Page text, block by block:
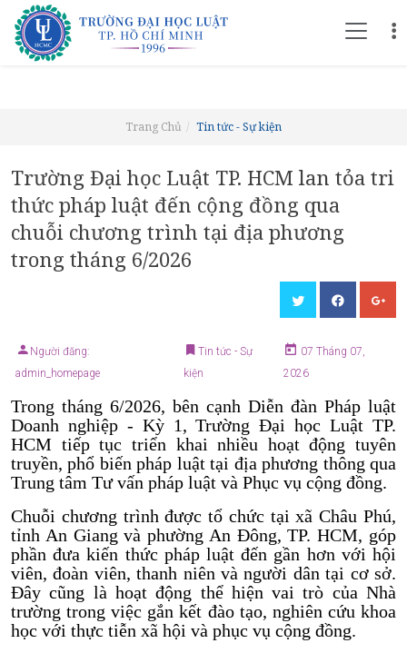
Trang Chủ Tin tức - Sự kiện
Trường Đại học Luật TP. HCM lan tỏa tri
thức pháp luật đến cộng đồng qua
chuỗi chương trình tại địa phương
trong tháng 6/2026
Người đăng:
admin_homepage
Tin tức - Sự
kiện
07 Tháng 07,
2026
Trong tháng 6/2026, bên cạnh Diễn đàn Pháp luật
Doanh nghiệp - Kỳ 1, Trường Đại học Luật TP.
HCM tiếp tục triển khai nhiều hoạt động tuyên
truyền, phổ biến pháp luật tại địa phương thông qua
Trung tâm Tư vấn pháp luật và Phục vụ cộng đồng.
Chuỗi chương trình được tổ chức tại xã Châu Phú,
tỉnh An Giang và phường An Đông, TP. HCM, góp
phần đưa kiến thức pháp luật đến gần hơn với hội
viên, đoàn viên, thanh niên và người dân tại cơ sở.
Đây cũng là hoạt động thể hiện vai trò của Nhà
trường trong việc gắn kết đào tạo, nghiên cứu khoa
học với thực tiễn xã hội và phục vụ cộng đồng.